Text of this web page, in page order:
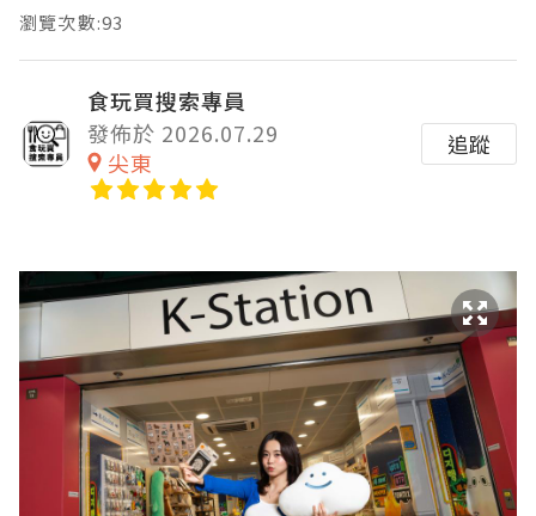
瀏覽次數:93
食玩買搜索專員
發佈於 2026.07.29
尖東
追蹤